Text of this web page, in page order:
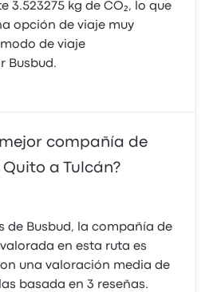
3.523275 kg de CO₂, lo que
opción de viaje muy
de viaje
Busbud.
compañía de
a Tulcán?
de Busbud, la compañía de
en esta ruta es
una valoración media de
basada en 3 reseñas.